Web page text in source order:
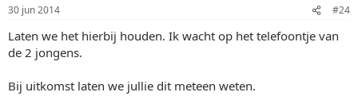
30 jun 2014 #24
Laten we het hierbij houden. Ik wacht op het telefoontje van
de 2 jongens.
Bij uitkomst laten we jullie dit meteen weten.